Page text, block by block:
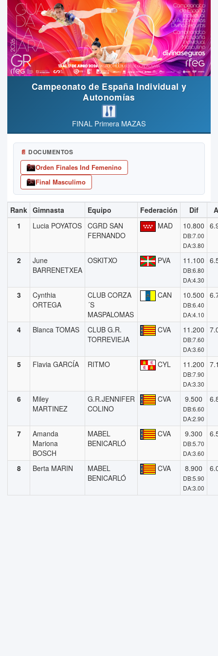
Campeonato de España Individual y
Autonomías
FINAL Primera MAZAS
📄 DOCUMENTOS
Orden Finales Ind Femenino
Final Masculimo
Rank Gimnasta Equipo Federación Dif
1
Lucia POYATOS CGRD SAN
FERNANDO
MAD 10.800
DB:7.00
DA:3.80
2
June
BARRENETXEA
OSKITXO PVA 11.100
DB:6.80
DA:4.30
3
Cynthia
ORTEGA
CLUB CORZA
´S
MASPALOMAS
CAN 10.500
DB:6.40
DA:4.10
4 Blanca TOMAS
CLUB G.R.
TORREVIEJA
CVA 11.200
DB:7.60
DA:3.60
5 Flavia GARCÍA RITMO CYL 11.200
DB:7.90
DA:3.30
6
Miley
MARTINEZ
G.R.JENNIFER
COLINO
CVA 9.500
DB:6.60
DA:2.90
7
Amanda
Mariona
BOSCH
MABEL
BENICARLÓ
CVA 9.300
DB:5.70
DA:3.60
8 Berta MARIN
MABEL
BENICARLÓ
CVA 8.900
DB:5.90
DA:3.00